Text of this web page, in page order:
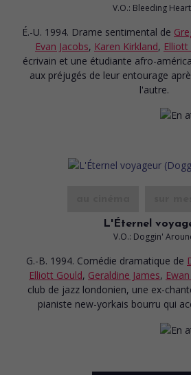
V.O.: Bleeding
É.-U. 1994. Drame sentimental de
Evan Jacobs, Karen Kirkland, Elliott
écrivain et une étudiante afro-
aux préjugés de leur entourage
l'autre.
L'Éternel
V.O.: Doggin'
G.-B. 1994. Comédie dramatique de
Elliott Gould, Geraldine James,
club de jazz londonien, une ex-
pianiste new-yorkais bourru qui